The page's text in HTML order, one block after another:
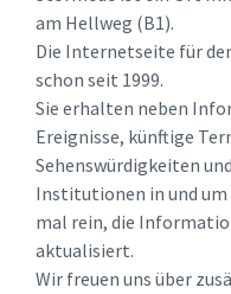
am Hellweg (B1).
Die Internetseite für
schon seit 1999.
Sie erhalten neben
Ereignisse, künftige
Sehenswürdigkeiten
Institutionen in und um
mal rein, die
aktualisiert.
Wir freuen uns über